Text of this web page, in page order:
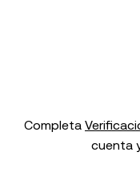
Completa
cuenta